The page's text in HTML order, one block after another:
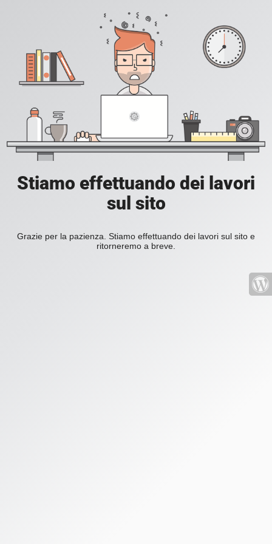
Stiamo effettuando dei lavori
sul sito
Grazie per la pazienza. Stiamo effettuando dei lavori sul sito e
ritorneremo a breve.